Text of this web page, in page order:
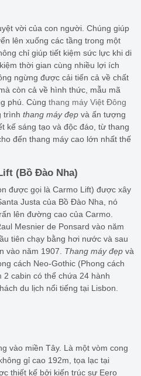
vời của con người. Chúng giúp
lên xuống các tầng trong một
chỉ giúp tiết kiệm sức lực khi di
thời gian cùng nhiều lợi ích
ngừng được cải tiến cả về chất
còn cả về hình thức, mẫu mã
phú. Cùng thang máy Việt Đông
trình thang máy đẹp và ấn tượng
kế sáng tạo và độc đáo, từ thang
đến thang máy cao lớn nhất thế
(Bồ Đào Nha)
được gọi là Carmo Lift) được xây
Justa của Bồ Đào Nha, nó
lên đường cao của Carmo.
Mesnier de Ponsard vào năm
tiên chạy bằng hơi nước và sau
vào năm 1907. Thang máy đẹp và
cách Neo-Gothic (Phong cách
2 cabin có thể chứa 24 hành
du lịch nổi tiếng tại Lisbon.
vào miền Tây. Là một vòm cong
gỉ cao 192m, tọa lạc tại
thiết kế bởi kiến trúc sư Eero